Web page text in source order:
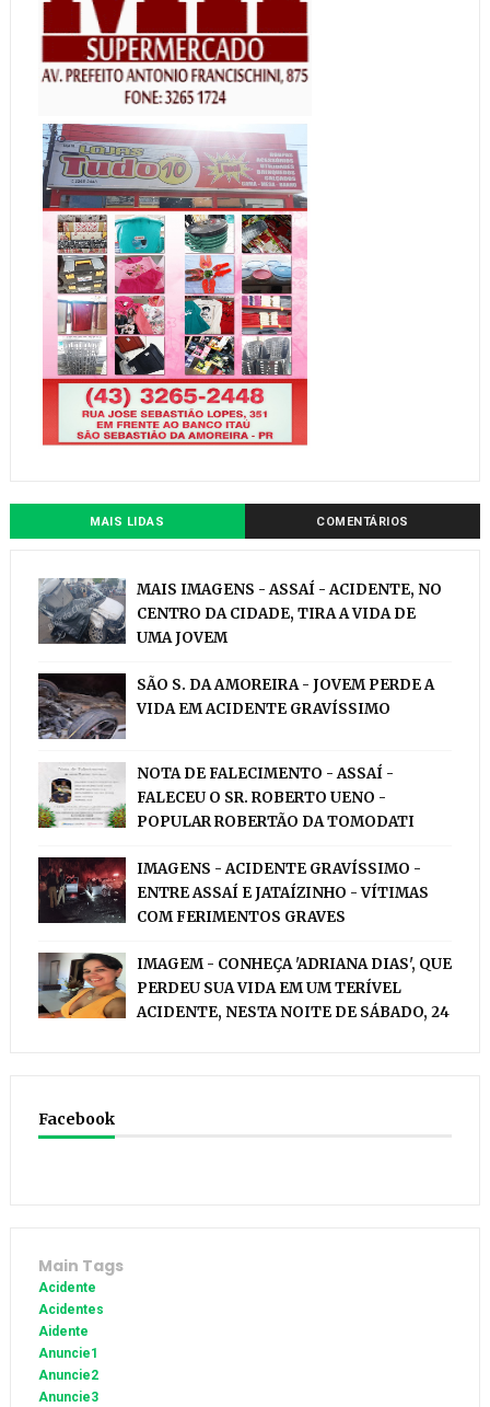
MAIS LIDAS COMENTÁRIOS
MAIS IMAGENS - ASSAÍ - ACIDENTE, NO
CENTRO DA CIDADE, TIRA A VIDA DE
UMA JOVEM
SÃO S. DA AMOREIRA - JOVEM PERDE A
VIDA EM ACIDENTE GRAVÍSSIMO
NOTA DE FALECIMENTO - ASSAÍ -
FALECEU O SR. ROBERTO UENO -
POPULAR ROBERTÃO DA TOMODATI
IMAGENS - ACIDENTE GRAVÍSSIMO -
ENTRE ASSAÍ E JATAÍZINHO - VÍTIMAS
COM FERIMENTOS GRAVES
IMAGEM - CONHEÇA 'ADRIANA DIAS', QUE
PERDEU SUA VIDA EM UM TERÍVEL
ACIDENTE, NESTA NOITE DE SÁBADO, 24
Facebook
Main Tags
Acidente
Acidentes
Aidente
Anuncie1
Anuncie2
Anuncie3